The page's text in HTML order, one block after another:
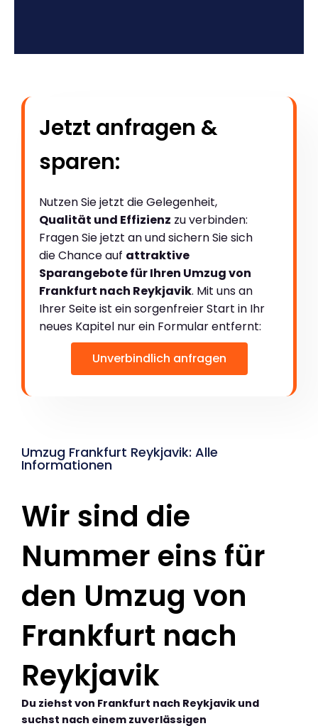
Jetzt anfragen &
sparen:
Nutzen Sie jetzt die Gelegenheit,
Qualität und Effizienz zu verbinden:
Fragen Sie jetzt an und sichern Sie sich
die Chance auf attraktive
Sparangebote für Ihren Umzug von
Frankfurt nach Reykjavik. Mit uns an
Ihrer Seite ist ein sorgenfreier Start in Ihr
neues Kapitel nur ein Formular entfernt:
Unverbindlich anfragen
Umzug Frankfurt Reykjavik: Alle
Informationen
Wir sind die
Nummer eins für
den Umzug von
Frankfurt nach
Reykjavik
Du ziehst von Frankfurt nach Reykjavik und
suchst nach einem zuverlässigen